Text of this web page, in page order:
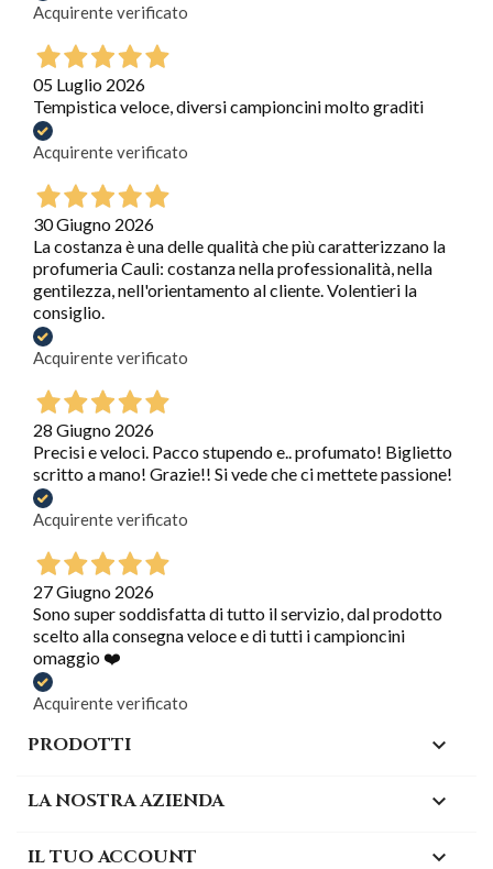
Acquirente verificato
05 Luglio 2026
Tempistica veloce, diversi campioncini molto graditi
Acquirente verificato
30 Giugno 2026
La costanza è una delle qualità che più caratterizzano la
profumeria Cauli: costanza nella professionalità, nella
gentilezza, nell'orientamento al cliente. Volentieri la
consiglio.
Acquirente verificato
28 Giugno 2026
Precisi e veloci. Pacco stupendo e.. profumato! Biglietto
scritto a mano! Grazie!! Si vede che ci mettete passione!
Acquirente verificato
27 Giugno 2026
Sono super soddisfatta di tutto il servizio, dal prodotto
scelto alla consegna veloce e di tutti i campioncini
omaggio ❤️
Acquirente verificato
PRODOTTI 
LA NOSTRA AZIENDA 
IL TUO ACCOUNT 